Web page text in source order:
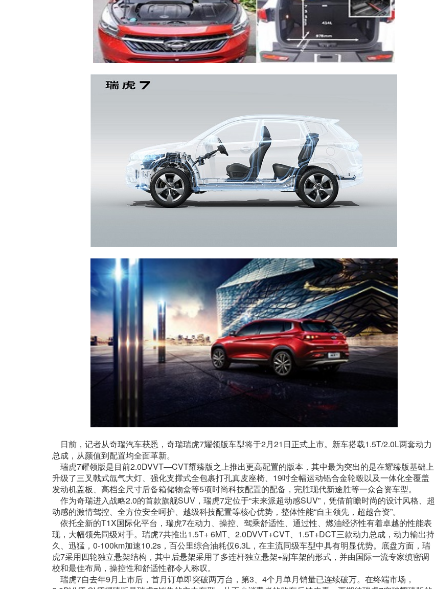
日前，记者从奇瑞汽车获悉，奇瑞瑞虎7耀领版车型将于2月21日正式上市。新车搭载1.5T/2.0L两套动力
总成，从颜值到配置均全面革新。
瑞虎7耀领版是目前2.0DVVT—CVT耀臻版之上推出更高配置的版本，其中最为突出的是在耀臻版基础上
升级了三叉戟式氙气大灯、强化支撑式全包裹打孔真皮座椅、19吋全幅运动铝合金轮毂以及一体化全覆盖
发动机盖板、高档全尺寸后备箱储物盒等5项时尚科技配置的配备，完胜现代新途胜等一众合资车型。
作为奇瑞进入战略2.0的首款旗舰SUV，瑞虎7定位于“未来派超动感SUV”，凭借前瞻时尚的设计风格、超
动感的激情驾控、全方位安全呵护、越级科技配置等核心优势，整体性能“自主领先，超越合资”。
依托全新的T1X国际化平台，瑞虎7在动力、操控、驾乘舒适性、通过性、燃油经济性有着卓越的性能表
现，大幅领先同级对手。瑞虎7共推出1.5T+ 6MT、2.0DVVT+CVT、1.5T+DCT三款动力总成，动力输出持
久、迅猛，0-100km加速10.2s，百公里综合油耗仅6.3L，在主流同级车型中具有明显优势。底盘方面，瑞
虎7采用四轮独立悬架结构，其中后悬架采用了多连杆独立悬架+副车架的形式，并由国际一流专家缜密调
校和最佳布局，操控性和舒适性都令人称叹。
瑞虎7自去年9月上市后，首月订单即突破两万台，第3、4个月单月销量已连续破万。在终端市场，